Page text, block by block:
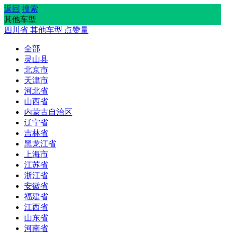
返回 搜索
其他车型
四川省 其他车型 点赞量
全部
灵山县
北京市
天津市
河北省
山西省
内蒙古自治区
辽宁省
吉林省
黑龙江省
上海市
江苏省
浙江省
安徽省
福建省
江西省
山东省
河南省